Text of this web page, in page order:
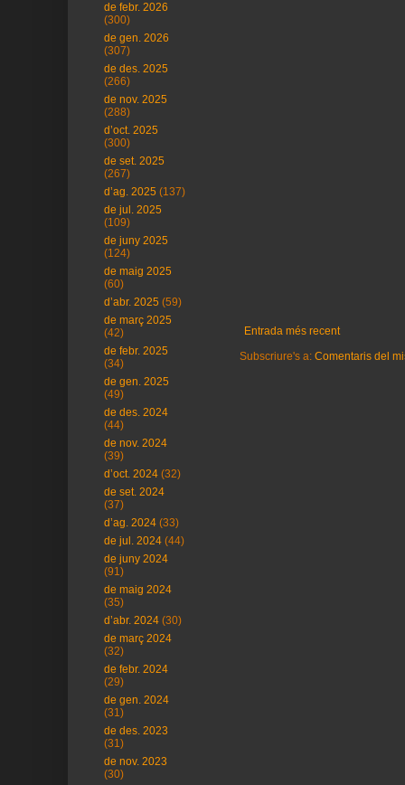
Entrada més recent
Subscriure's a: Comentaris del
de febr. 2026
(300)
de gen. 2026
(307)
de des. 2025
(266)
de nov. 2025
(288)
d’oct. 2025
(300)
de set. 2025
(267)
d’ag. 2025 (137)
de jul. 2025
(109)
de juny 2025
(124)
de maig 2025
(60)
d’abr. 2025 (59)
de març 2025
(42)
de febr. 2025
(34)
de gen. 2025
(49)
de des. 2024
(44)
de nov. 2024
(39)
d’oct. 2024 (32)
de set. 2024
(37)
d’ag. 2024 (33)
de jul. 2024 (44)
de juny 2024
(91)
de maig 2024
(35)
d’abr. 2024 (30)
de març 2024
(32)
de febr. 2024
(29)
de gen. 2024
(31)
de des. 2023
(31)
de nov. 2023
(30)